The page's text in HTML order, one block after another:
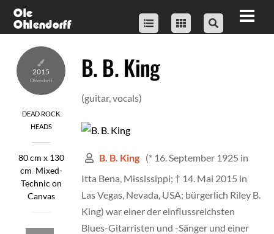
SkipOle
Ohlendorff
2015
DEAD ROCK
HEADS
80 cm x 130
cm, Mixed-
Technic on
Canvas
B. B. King
(guitar, vocals)
B. B. King (* 16. September 1925 in
Itta Bena, Mississippi; † 14. Mai 2015 in
Las Vegas, Nevada, USA; bürgerlich Riley B.
King) war einer der einflussreichsten
Blues-Gitarristen und -Sänger und einer